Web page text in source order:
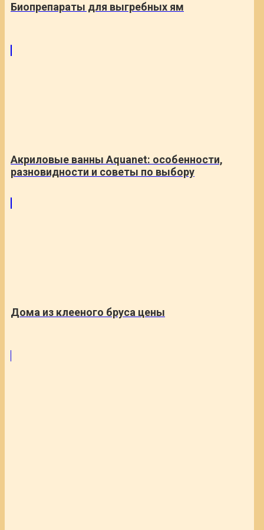
Биопрепараты для выгребных ям
Акриловые ванны Aquanet: особенности,
разновидности и советы по выбору
Дома из клееного бруса цены